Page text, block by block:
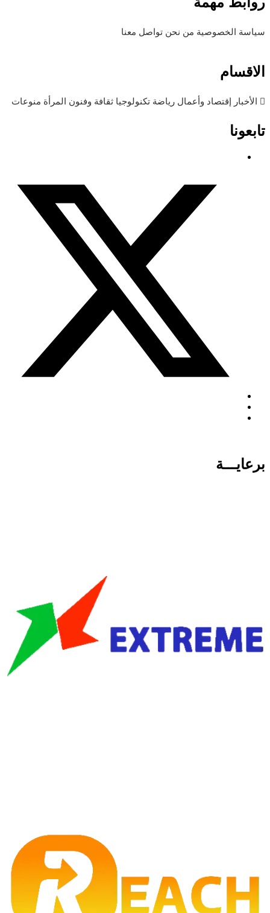
سياسة الخصوصية من نحن تواصل معنا
الاقسام
الأخبار إقتصاد وأعمال رياضة تكنولوجيا ثقافة وفنون المرأة منوعات
تابعونا
برعايـــة